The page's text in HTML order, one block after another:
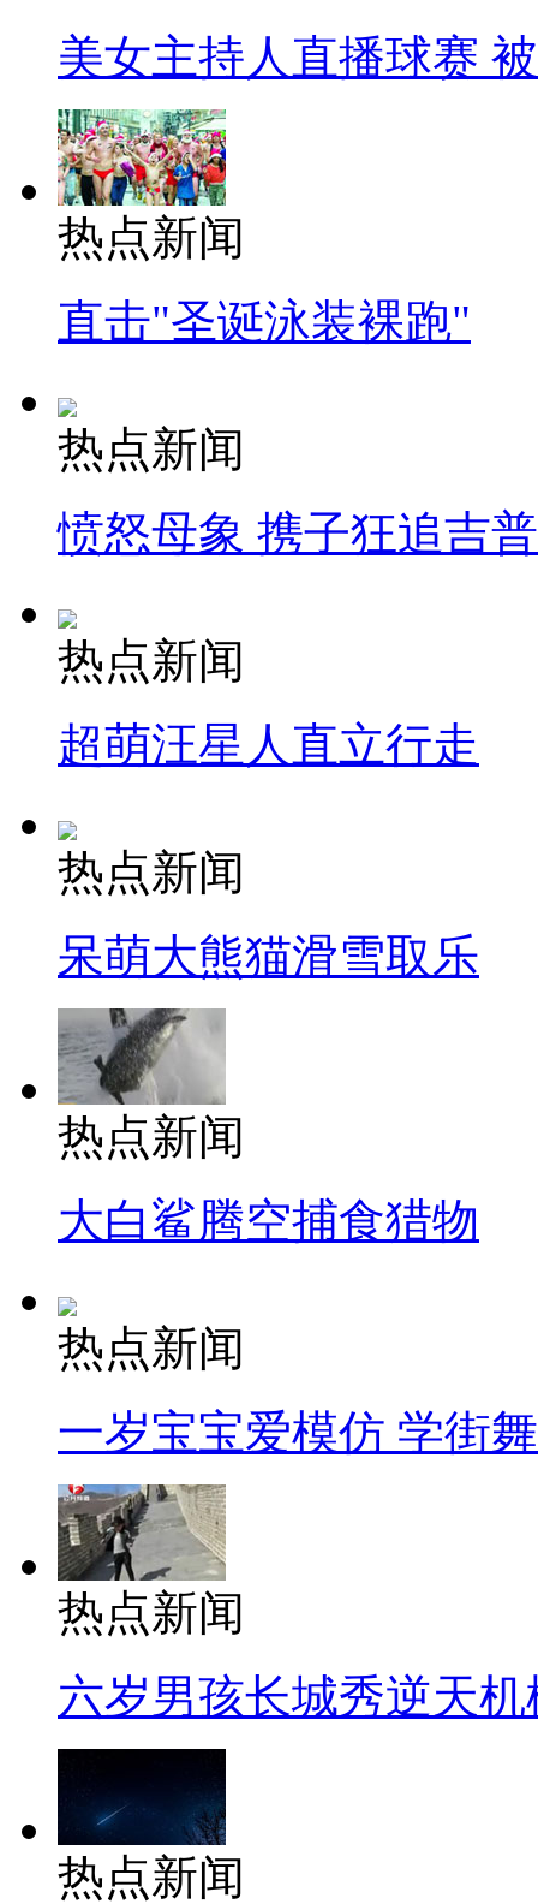
美女主持人直播球赛
热点新闻
直击"圣诞泳装裸跑"
热点新闻
愤怒母象 携子狂追吉
热点新闻
超萌汪星人直立行走
热点新闻
呆萌大熊猫滑雪取乐
热点新闻
大白鲨腾空捕食猎物
热点新闻
一岁宝宝爱模仿 学街
热点新闻
六岁男孩长城秀逆天机
热点新闻